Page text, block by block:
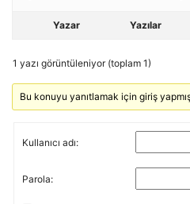
Yazar Yazılar
1 yazı görüntüleniyor (toplam 1)
Bu konuyu yanıtlamak için giriş yapmış
Kullanıcı adı:
Parola: